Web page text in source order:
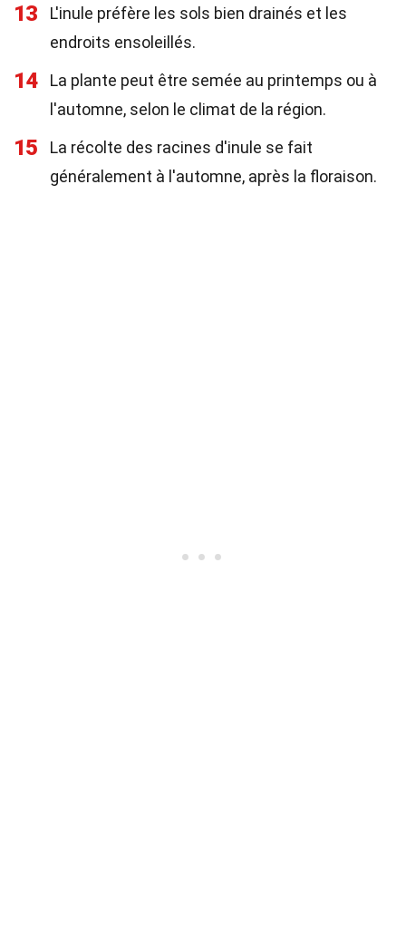
13
L'inule préfère les sols bien drainés et les
endroits ensoleillés.
14
La plante peut être semée au printemps ou à
l'automne, selon le climat de la région.
15
La récolte des racines d'inule se fait
généralement à l'automne, après la floraison.